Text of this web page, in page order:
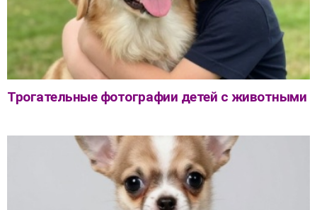
Трогательные фотографии детей с животными